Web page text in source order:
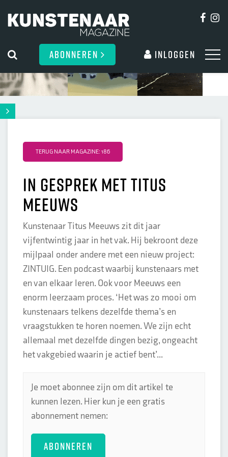
ABONNEREN Inloggen
TERUG NAAR MAGAZINE: 186
In gesprek met Titus
Meeuws
Kunstenaar Titus Meeuws zit dit jaar
vijfentwintig jaar in het vak. Hij bekroont deze
mijlpaal onder andere met een nieuw project:
ZINTUIG. Een podcast waarbij kunstenaars met
en van elkaar leren. Ook voor Meeuws een
enorm leerzaam proces. ‘Het was zo mooi om
kunstenaars telkens dezelfde thema’s en
vraagstukken te horen noemen. We zijn echt
allemaal met dezelfde dingen bezig, ongeacht
het vakgebied waarin je actief bent’...
Je moet abonnee zijn om dit artikel te
kunnen lezen. Hier kun je een gratis
abonnement nemen:
ABONNEREN